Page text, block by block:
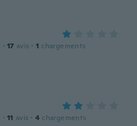
· 17 avis · 1 chargements
· 11 avis · 4 chargements